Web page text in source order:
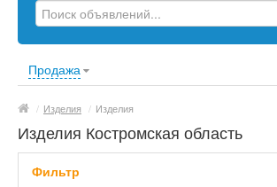
Оборудование
Продажа
/ Изделия / Изделия
Изделия Костромская область
Фильтр